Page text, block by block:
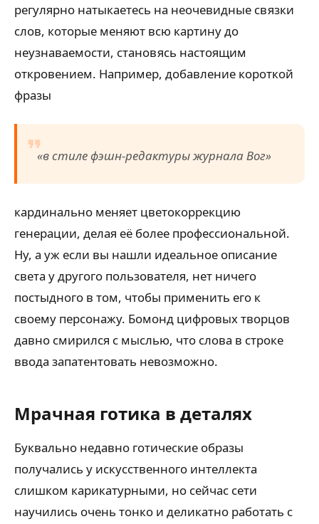
регулярно натыкаетесь на неочевидные связки
слов, которые меняют всю картину до
неузнаваемости, становясь настоящим
откровением. Например, добавление короткой
фразы
«в стиле фэшн-редактуры журнала Вог»
кардинально меняет цветокоррекцию
генерации, делая её более профессиональной.
Ну, а уж если вы нашли идеальное описание
света у другого пользователя, нет ничего
постыдного в том, чтобы применить его к
своему персонажу. Бомонд цифровых творцов
давно смирился с мыслью, что слова в строке
ввода запатентовать невозможно.
Мрачная готика в деталях
Буквально недавно готические образы
получались у искусственного интеллекта
слишком карикатурными, но сейчас сети
научились очень тонко и деликатно работать с